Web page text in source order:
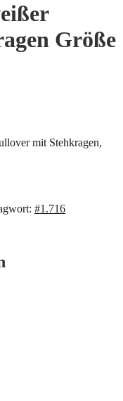
Größe
mit Stehkragen,
#1.716